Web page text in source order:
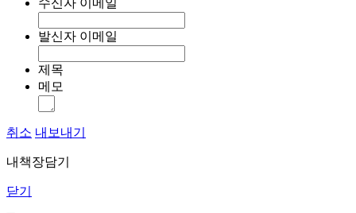
수신자 이메일
발신자 이메일
제목
메모
취소 내보내기
내책장담기
닫기